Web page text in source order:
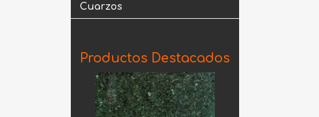
Cuarzos
Productos Destacados